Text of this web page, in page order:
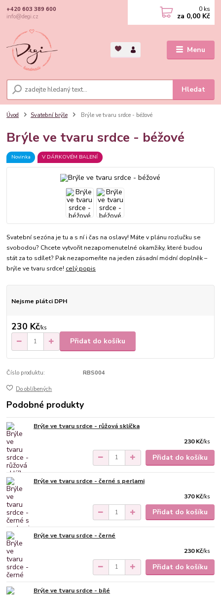
Menu
Hledat
+420 603 389 600
info@degi.cz
0 ks
za 0,00 Kč
Úvod Svatební brýle Brýle ve tvaru srdce - béžové
Brýle ve tvaru srdce - béžové
Novinka V DÁRKOVÉM BALENÍ
Svatební sezóna je tu a s ní i čas na oslavy! Máte v plánu rozlučku se
svobodou? Chcete vytvořit nezapomenutelné okamžiky, které budou
stát za to sdílet? Pak nezapomeňte na jeden zásadní módní doplněk –
brýle ve tvaru srdce! celý popis
Nejsme plátci DPH
230 Kč/ks
Přidat do košíku
Číslo produktu: RBS004
Do oblíbených
Podobné produkty
Brýle ve tvaru srdce - růžová sklíčka
230 Kč/ks
Přidat do košíku
Brýle ve tvaru srdce - černé s perlami
370 Kč/ks
Přidat do košíku
Brýle ve tvaru srdce - černé
230 Kč/ks
Přidat do košíku
Brýle ve tvaru srdce - bílé